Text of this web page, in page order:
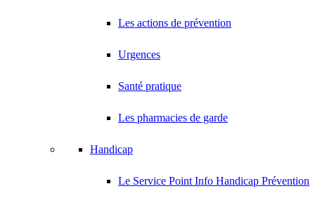
Les actions de prévention
Urgences
Santé pratique
Les pharmacies de garde
Handicap
Le Service Point Info Handicap Prévention